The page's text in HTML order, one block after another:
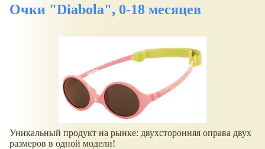
Очки "Diabola", 0-18 месяцев
Уникальный продукт на рынке: двухсторонняя оправа двух
размеров в одной модели!